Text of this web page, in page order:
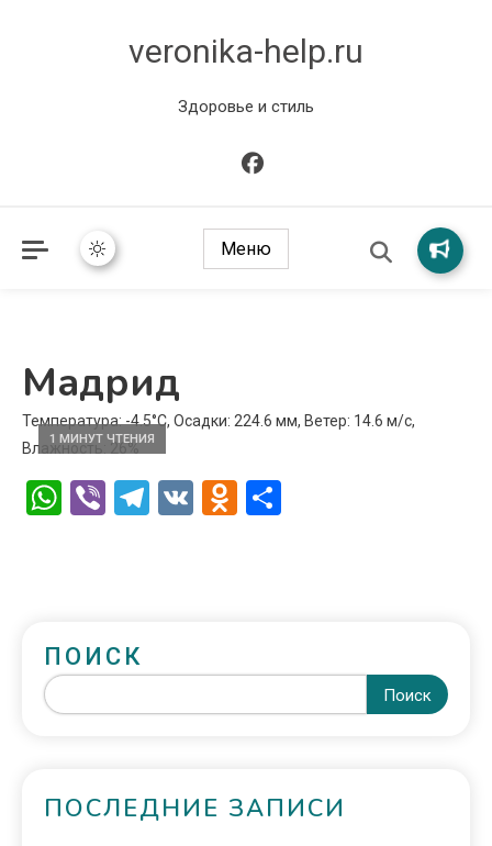
veronika-help.ru
Здоровье и стиль
Меню
Мадрид
1 МИНУТ ЧТЕНИЯ
Температура: -4.5°C, Осадки: 224.6 мм, Ветер: 14.6 м/с,
Влажность: 26%
WhatsApp
ViberTelegram
VK Odnoklassniki
ПОИСК
Поиск
ПОСЛЕДНИЕ ЗАПИСИ